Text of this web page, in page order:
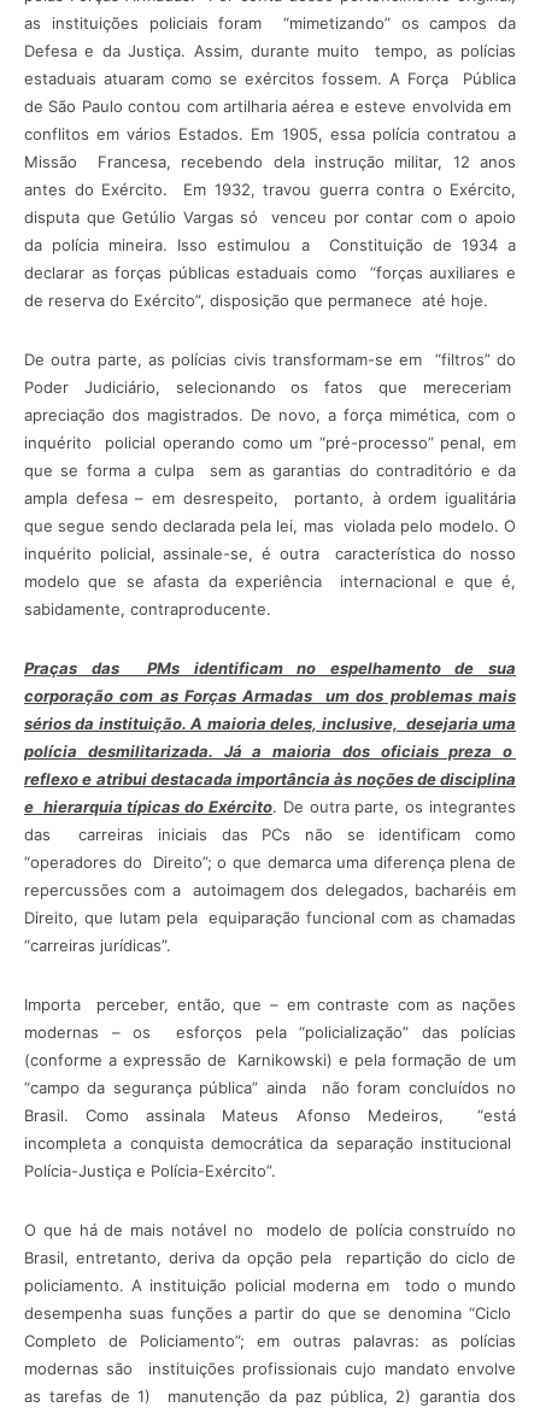
as instituições policiais foram “mimetizando” os campos da
Defesa e da Justiça. Assim, durante muito tempo, as polícias
estaduais atuaram como se exércitos fossem. A Força Pública
de São Paulo contou com artilharia aérea e esteve envolvida em
conflitos em vários Estados. Em 1905, essa polícia contratou a
Missão Francesa, recebendo dela instrução militar, 12 anos
antes do Exército. Em 1932, travou guerra contra o Exército,
disputa que Getúlio Vargas só venceu por contar com o apoio
da polícia mineira. Isso estimulou a Constituição de 1934 a
declarar as forças públicas estaduais como “forças auxiliares e
de reserva do Exército”, disposição que permanece até hoje.
De outra parte, as polícias civis transformam-se em “filtros” do
Poder Judiciário, selecionando os fatos que mereceriam
apreciação dos magistrados. De novo, a força mimética, com o
inquérito policial operando como um “pré-processo” penal, em
que se forma a culpa sem as garantias do contraditório e da
ampla defesa – em desrespeito, portanto, à ordem igualitária
que segue sendo declarada pela lei, mas violada pelo modelo. O
inquérito policial, assinale-se, é outra característica do nosso
modelo que se afasta da experiência internacional e que é,
sabidamente, contraproducente.
Praças das PMs identificam no espelhamento de sua
corporação com as Forças Armadas um dos problemas mais
sérios da instituição. A maioria deles, inclusive, desejaria uma
polícia desmilitarizada. Já a maioria dos oficiais preza o
reflexo e atribui destacada importância às noções de disciplina
e hierarquia típicas do Exército. De outra parte, os integrantes
das carreiras iniciais das PCs não se identificam como
“operadores do Direito”; o que demarca uma diferença plena de
repercussões com a autoimagem dos delegados, bacharéis em
Direito, que lutam pela equiparação funcional com as chamadas
“carreiras jurídicas”.
Importa perceber, então, que – em contraste com as nações
modernas – os esforços pela “policialização” das polícias
(conforme a expressão de Karnikowski) e pela formação de um
“campo da segurança pública” ainda não foram concluídos no
Brasil. Como assinala Mateus Afonso Medeiros, “está
incompleta a conquista democrática da separação institucional
Polícia-Justiça e Polícia-Exército”.
O que há de mais notável no modelo de polícia construído no
Brasil, entretanto, deriva da opção pela repartição do ciclo de
policiamento. A instituição policial moderna em todo o mundo
desempenha suas funções a partir do que se denomina “Ciclo
Completo de Policiamento”; em outras palavras: as polícias
modernas são instituições profissionais cujo mandato envolve
as tarefas de 1) manutenção da paz pública, 2) garantia dos